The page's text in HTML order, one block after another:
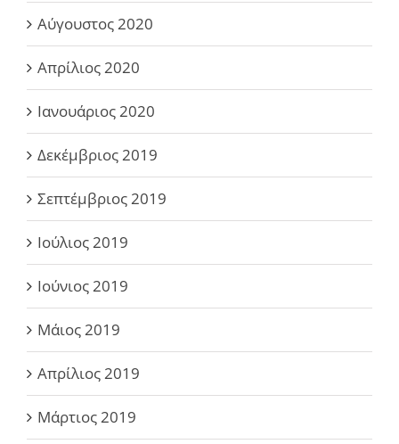
Αύγουστος 2020
Απρίλιος 2020
Ιανουάριος 2020
Δεκέμβριος 2019
Σεπτέμβριος 2019
Ιούλιος 2019
Ιούνιος 2019
Μάιος 2019
Απρίλιος 2019
Μάρτιος 2019